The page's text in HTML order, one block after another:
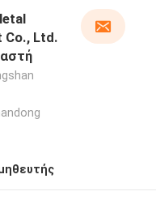
Co., Ltd.